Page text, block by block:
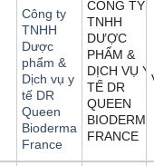
Công ty
TNHH
Dược
phẩm &
Dịch vụ y
tế DR
Queen
Bioderma
France
CÔNG TY
TNHH
DƯỢC
PHẨM &
DỊCH VỤ Y
TẾ DR
QUEEN
BIODERMA
FRANCE